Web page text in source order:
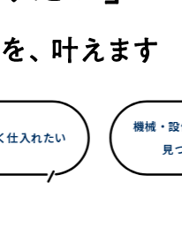
中古で安く仕入れたい